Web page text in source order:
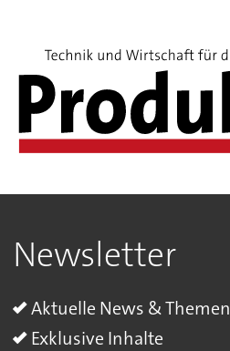
Newsletter
Aktuelle News & Themen
Exklusive Inhalte